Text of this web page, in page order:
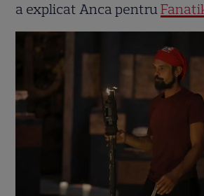
a explicat Anca pentru